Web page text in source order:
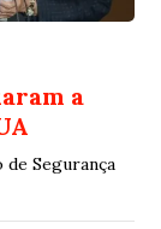
a
Segurança